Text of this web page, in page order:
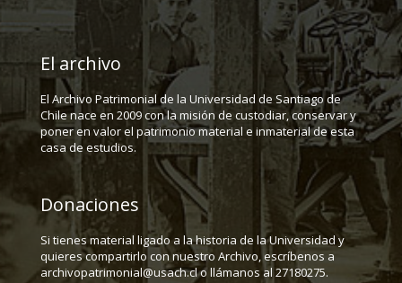
El archivo
El Archivo Patrimonial de la Universidad de Santiago de
Chile nace en 2009 con la misión de custodiar, conservar y
poner en valor el patrimonio material e inmaterial de esta
casa de estudios.
Donaciones
Si tienes material ligado a la historia de la Universidad y
quieres compartirlo con nuestro Archivo, escríbenos a
archivopatrimonial@usach.cl o llámanos al 27180275.